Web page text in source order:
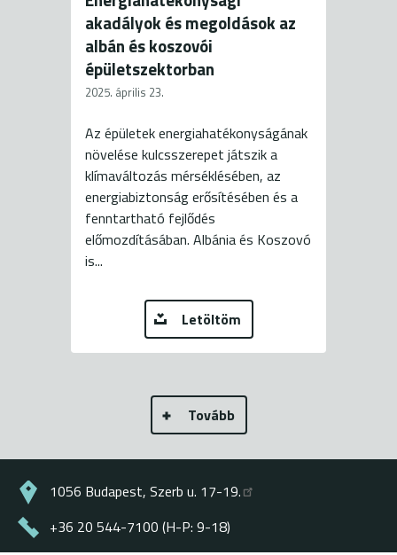
akadályok és megoldások az
albán és koszovói
épületszektorban
2025. április 23.
Az épületek energiahatékonyságának
növelése kulcsszerepet játszik a
klímaváltozás mérséklésében, az
energiabiztonság erősítésében és a
fenntartható fejlődés
előmozdításában. Albánia és Koszovó
is...
Letöltöm
Tovább
1056 Budapest, Szerb u. 17-19.
+36 20 544-7100 (H-P: 9-18)